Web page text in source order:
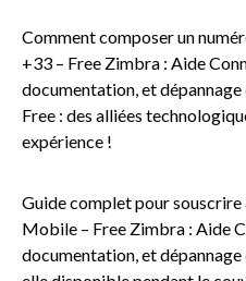
Comment composer un
+33 – Free Zimbra : Aide
documentation, et dépannage
Free : des alliées
expérience !
Guide complet pour souscrire
Mobile – Free Zimbra : Aide
documentation, et dépannage